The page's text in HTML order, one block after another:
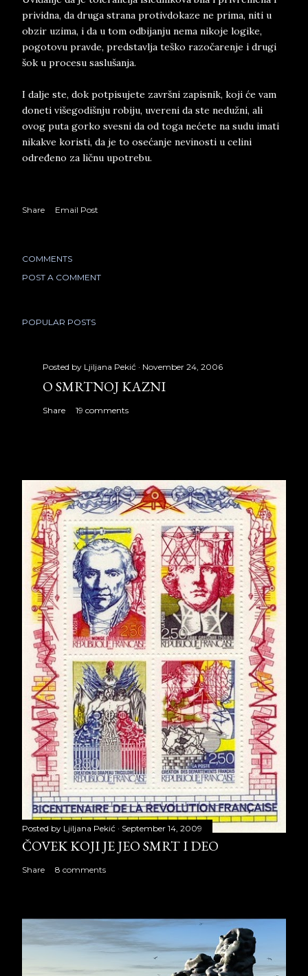
prividna, da druga strana protivdokaze ne prima, niti u
obzir uzima, i da u tom odbijanju nema nikoje logike,
pogotovu pravde, predstavlja teško razočarenje i drugi
šok u procesu saslušanja.
I dalje ste, dok potpisujete završni zapisnik, koji će vam
doneti višegodišnju robiju, uvereni da ste nedužni, ali
ovog puta gorko svesni da od toga nećete na sudu imati
nikakve koristi, da je to osećanje nevinosti u celini
određeno za ličnu upotrebu.
Share Email Post
COMMENTS
POST A COMMENT
POPULAR POSTS
Posted by Ljiljana Pekić November 24, 2006
O SMRTNOJ KAZNI
Share 19 comments
Posted by Ljiljana Pekić September 14, 2009
ČOVEK KOJI JE JEO SMRT I DEO
Share 8 comments